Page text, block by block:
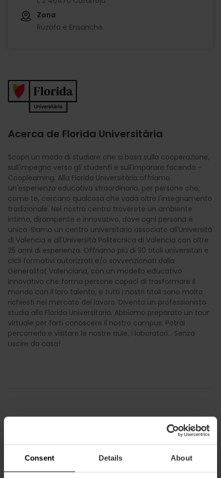
Consent Details About
Zona
Ruzafa e Ensanche
Acerca de Florida Universitària
Imagen
Scopri un modo di studiare che si basa sulla cooperazione,
sull'impegno verso gli studenti e sull'imparare facendo -
Cooplearning. Alla Florida Universitària offriamo
un'esperienza educativa straordinaria, per persone che,
come te, cercano qualcosa che vada oltre l'insegnamento
tradizionale. Nel nostro centro troverete un ambiente
intimo, dirompente e innovativo, dove ogni persona è
unica. Siamo un centro universitario associato all'Università
di Valencia e all'Università Politecnica di Valencia con oltre
25 anni di esperienza. Offriamo più di 30 titoli universitari e
cicli formativi autorizzati e/o sovvenzionati dalla
Generalitat Valenciana, con un modello educativo
innovativo che forma persone capaci di trasformare il
mondo con il loro talento, e tutti i nostri titoli sono molto
richiesti nel mercato del lavoro. Diventa un professionista
studia alla Florida Universitaria. Abbiamo preparato un tour
virtuale per farti conoscere il nostro campus. Potrai
percorrerla e visitare le nostre aule, i laboratori... Senza
uscire da casa!
Da lunedì a venerdì dalle 09:00 alle 22:00